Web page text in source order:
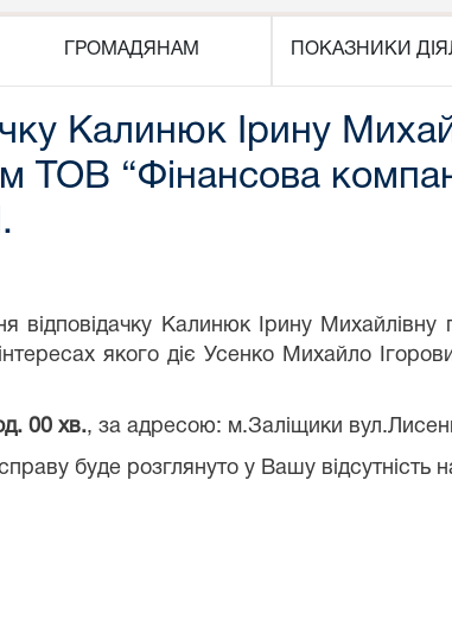
ГРОМАДЯНАМ ПОКАЗНИКИ
Калинюк Ірину
“Фінансова
відповідачку Калинюк Ірину
якого діє Усенко Михайло
00 хв., за адресою: м.Заліщики
буде розглянуто у Вашу відсутність